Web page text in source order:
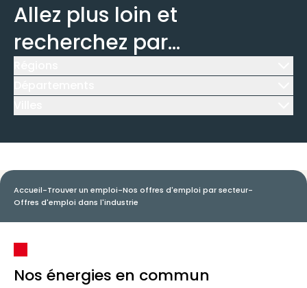
Allez plus loin et
recherchez par...
Accueil-Trouver un emploi-Nos offres d'emploi par secteur-
Offres d'emploi dans l'industrie
Nos énergies en commun